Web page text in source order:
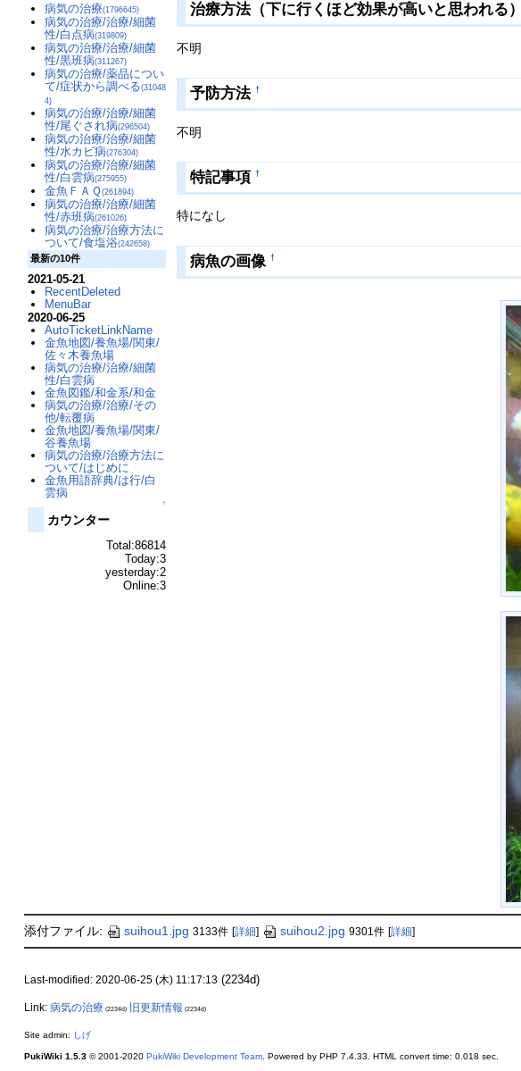
治療方法（下に行くほど効果が高いと思われる）
不明
予防方法 †
不明
特記事項 †
特になし
病魚の画像 †
病気の治療(1796645)
病気の治療/治療/細菌
性/白点病(319809)
病気の治療/治療/細菌
性/黒班病(311267)
病気の治療/薬品につい
て/症状から調べる(31048
4)
病気の治療/治療/細菌
性/尾ぐされ病(296504)
病気の治療/治療/細菌
性/水カビ病(276304)
病気の治療/治療/細菌
性/白雲病(275955)
金魚ＦＡＱ(261894)
病気の治療/治療/細菌
性/赤班病(261026)
病気の治療/治療方法に
ついて/食塩浴(242658)
最新の10件
2021-05-21
RecentDeleted
MenuBar
2020-06-25
AutoTicketLinkName
金魚地図/養魚場/関東/
佐々木養魚場
病気の治療/治療/細菌
性/白雲病
金魚図鑑/和金系/和金
病気の治療/治療/その
他/転覆病
金魚地図/養魚場/関東/
谷養魚場
病気の治療/治療方法に
ついて/はじめに
金魚用語辞典/は行/白
雲病
↑
カウンター
Total:86814
Today:3
yesterday:2
Online:3
添付ファイル: suihou1.jpg 3133件 [詳細] suihou2.jpg 9301件 [詳細]
Last-modified: 2020-06-25 (木) 11:17:13(2234d)
Link: 病気の治療 (2234d) 旧更新情報 (2234d)
Site admin: しげ
PukiWiki 1.5.3© 2001-2020 PukiWiki Development Team. Powered by PHP 7.4.33. HTML convert time: 0.018 sec.